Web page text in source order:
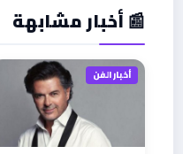
📰 أخبار مشابهة
أخبار الفن